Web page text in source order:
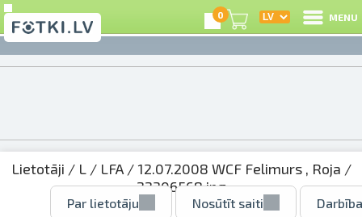
0 MENU
Lietotāji / L/ LFA/ 12.07.2008 WCF Felimurs , Roja /
22306568.jpg
Par lietotāju Nosūtīt saiti